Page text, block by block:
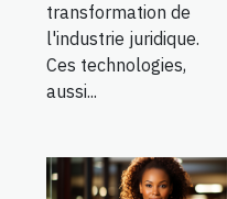
transformation de
l'industrie juridique.
Ces technologies,
aussi...